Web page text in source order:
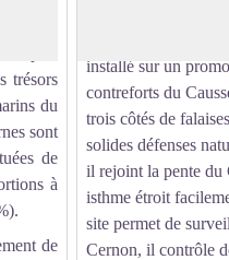
trésors
du
sont
de
à
de
installé sur un
contreforts du
trois côtés de
solides défenses
il rejoint la pente du
isthme étroit
site permet de
Cernon, il contrôle